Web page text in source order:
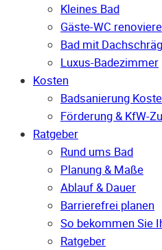
Kleines Bad
Gäste-WC
Bad mit
Luxus-Badezimmer
Kosten
Badsanierung
Förderung & KfW-
Ratgeber
Rund ums Bad
Planung & Maße
Ablauf & Dauer
Barrierefrei planen
So bekommen Sie
Ratgeber